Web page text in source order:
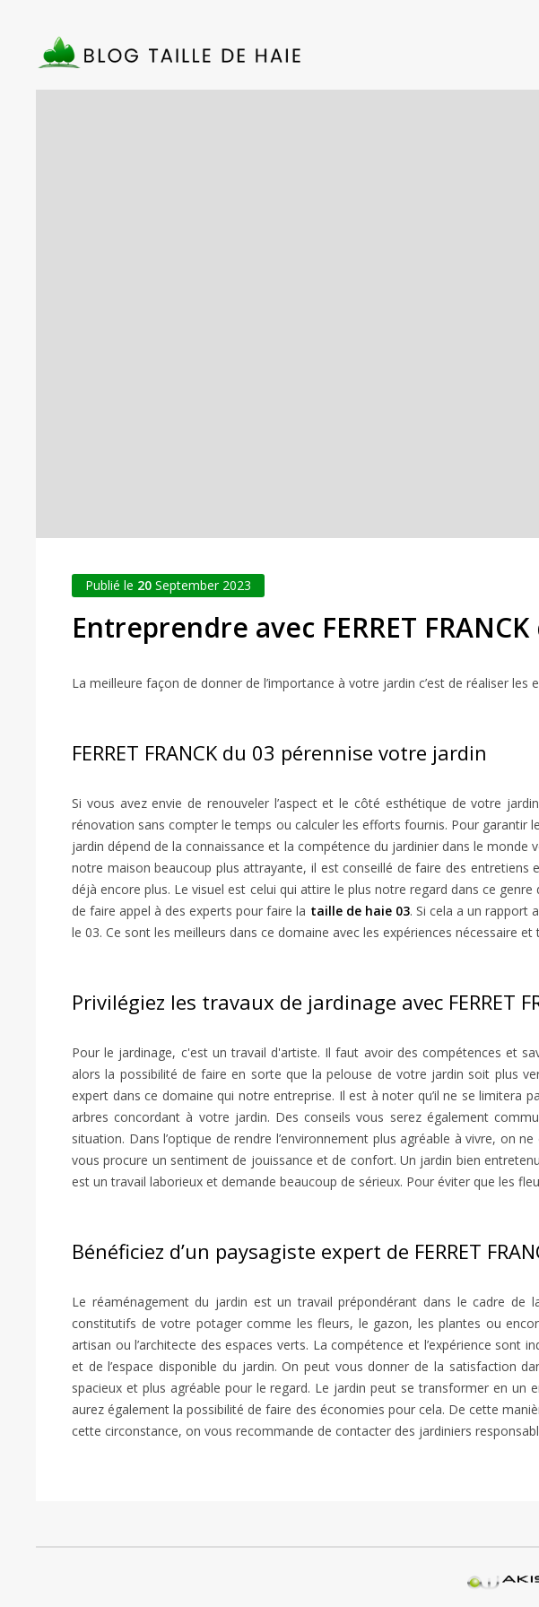
Publié le 20 September 2023
Entreprendre avec FERRET
La meilleure façon de donner de l’importance à votre jardin c’est de réaliser
FERRET FRANCK du 03 pérennise votre jardin
Si vous avez envie de renouveler l’aspect et le côté esthétique de votre
rénovation sans compter le temps ou calculer les efforts fournis. Pour garantir
jardin dépend de la connaissance et la compétence du jardinier dans le
notre maison beaucoup plus attrayante, il est conseillé de faire des
déjà encore plus. Le visuel est celui qui attire le plus notre regard dans ce
de faire appel à des experts pour faire la taille de haie 03. Si cela a un rapport
le 03. Ce sont les meilleurs dans ce domaine avec les expériences nécessaire et
Privilégiez les travaux de jardinage avec FERRET
Pour le jardinage, c'est un travail d'artiste. Il faut avoir des compétences et
alors la possibilité de faire en sorte que la pelouse de votre jardin soit plus
expert dans ce domaine qui notre entreprise. Il est à noter qu’il ne se limitera
arbres concordant à votre jardin. Des conseils vous serez également
situation. Dans l’optique de rendre l’environnement plus agréable à vivre, on
vous procure un sentiment de jouissance et de confort. Un jardin bien
est un travail laborieux et demande beaucoup de sérieux. Pour éviter que les
Bénéficiez d’un paysagiste expert de FERRET
Le réaménagement du jardin est un travail prépondérant dans le cadre de
constitutifs de votre potager comme les fleurs, le gazon, les plantes ou
artisan ou l’architecte des espaces verts. La compétence et l’expérience
et de l’espace disponible du jardin. On peut vous donner de la satisfaction
spacieux et plus agréable pour le regard. Le jardin peut se transformer en
aurez également la possibilité de faire des économies pour cela. De cette
cette circonstance, on vous recommande de contacter des jardiniers